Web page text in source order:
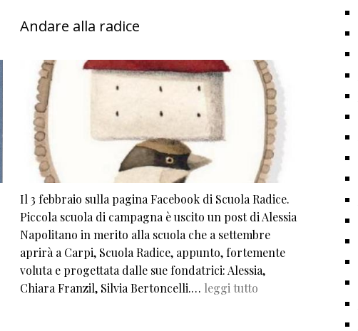
Andare alla radice
Il 3 febbraio sulla pagina Facebook di Scuola Radice.
Piccola scuola di campagna è uscito un post di Alessia
Napolitano in merito alla scuola che a settembre
aprirà a Carpi, Scuola Radice, appunto, fortemente
voluta e progettata dalle sue fondatrici: Alessia,
Chiara Franzil, Silvia Bertoncelli.… leggi tutto